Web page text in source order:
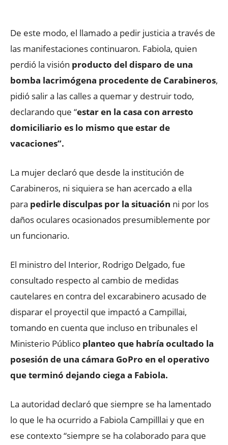
De este modo, el llamado a pedir justicia a través de
las manifestaciones continuaron. Fabiola, quien
perdió la visión producto del disparo de una
bomba lacrimógena procedente de Carabineros,
pidió salir a las calles a quemar y destruir todo,
declarando que “estar en la casa con arresto
domiciliario es lo mismo que estar de
vacaciones”.
La mujer declaró que desde la institución de
Carabineros, ni siquiera se han acercado a ella
para pedirle disculpas por la situación ni por los
daños oculares ocasionados presumiblemente por
un funcionario.
El ministro del Interior, Rodrigo Delgado, fue
consultado respecto al cambio de medidas
cautelares en contra del excarabinero acusado de
disparar el proyectil que impactó a Campillai,
tomando en cuenta que incluso en tribunales el
Ministerio Público planteo que habría ocultado la
posesión de una cámara GoPro en el operativo
que terminó dejando ciega a Fabiola.
La autoridad declaró que siempre se ha lamentado
lo que le ha ocurrido a Fabiola Campilllai y que en
ese contexto “siempre se ha colaborado para que